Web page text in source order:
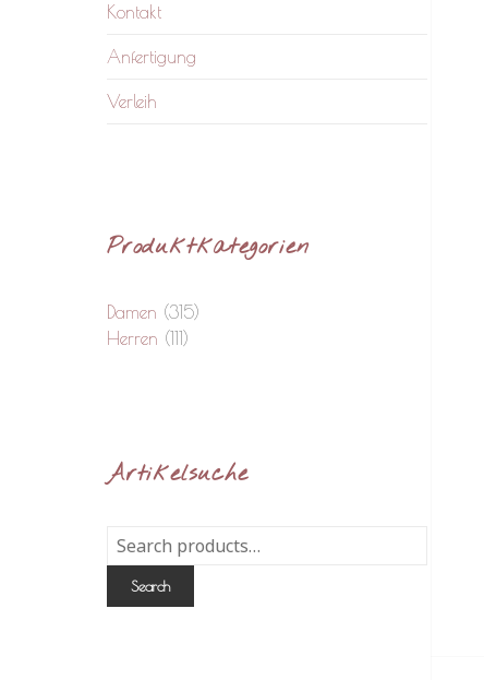
Kontakt
Anfertigung
Verleih
Produktkategorien
Damen (315)
Herren (111)
Artikelsuche
Search
for:
Search